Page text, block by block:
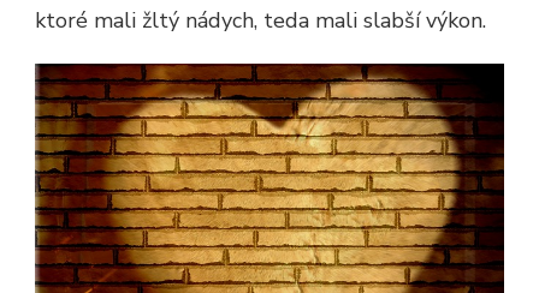
ktoré mali žltý nádych, teda mali slabší výkon.